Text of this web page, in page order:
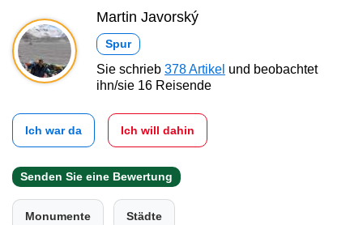
Martin Javorský
Spur
Sie schrieb 378 Artikel und beobachtet
ihn/sie 16 Reisende
Ich war da Ich will dahin
Senden Sie eine Bewertung
Monumente Städte